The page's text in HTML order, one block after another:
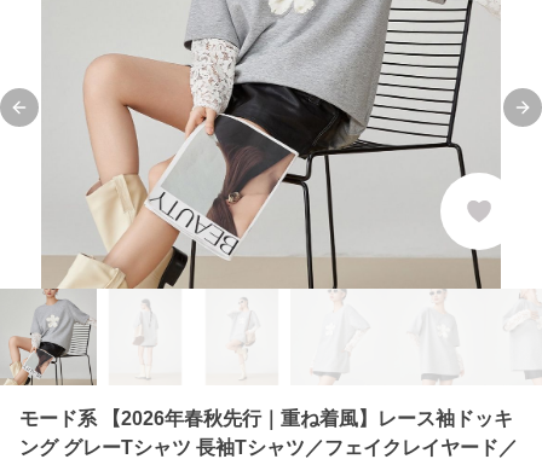
Previous slide
モード系 【2026年春秋先行｜重ね着風】レース袖ドッキ
ング グレーTシャツ 長袖Tシャツ／フェイクレイヤード／